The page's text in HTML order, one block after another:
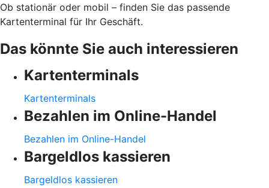
Ob stationär oder mobil – finden Sie das passende
Kartenterminal für Ihr Geschäft.
Das könnte Sie auch interessieren
Kartenterminals
Kartenterminals
Bezahlen im Online-Handel
Bezahlen im Online-Handel
Bargeldlos kassieren
Bargeldlos kassieren